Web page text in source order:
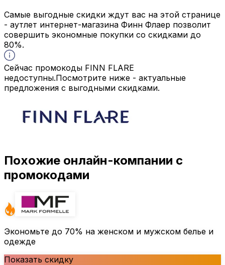
Самые выгодные скидки ждут вас на этой странице
- аутлет интернет-магазина Финн Флаер позволит
совершить экономные покупки со скидками до
80%.
Сейчас промокоды FINN FLARE
недоступны.Посмотрите ниже - актуальные
предложения с выгодными скидками.
Похожие онлайн-компании с
промокодами
Экономьте до 70% на женском и мужском белье и
одежде
Показать скидку